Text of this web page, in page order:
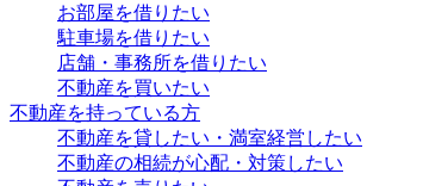
お部屋を借りたい
駐車場を借りたい
店舗・事務所を借りたい
不動産を買いたい
不動産を持っている方
不動産を貸したい・満室経営したい
不動産の相続が心配・対策したい